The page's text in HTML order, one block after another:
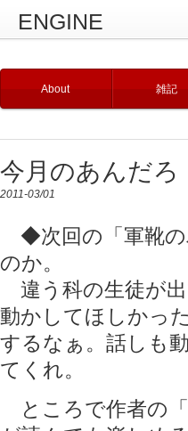
ENGINE
About 雑記
今月のあんだろ
2011-03/01
◆次回の「軍靴の
のか。
違う科の生徒が
動かしてほしかっ
するなぁ。話しも
てくれ。
ところで作者の